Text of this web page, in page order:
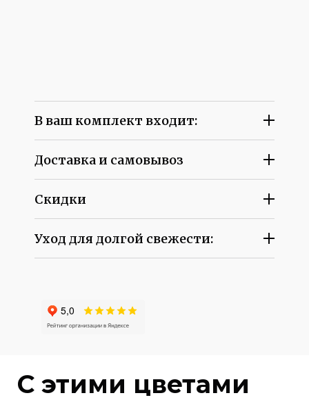
В ваш комплект входит:
Доставка и самовывоз
Скидки
Уход для долгой свежести:
C этими цветами